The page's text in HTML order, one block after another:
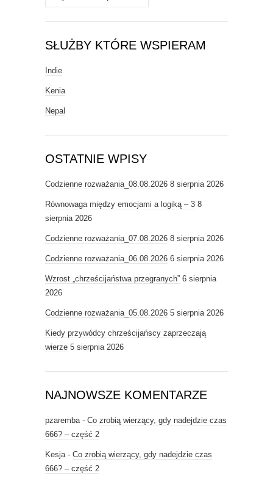
SŁUŻBY KTÓRE WSPIERAM
Indie
Kenia
Nepal
OSTATNIE WPISY
Codzienne rozważania_08.08.2026 8 sierpnia 2026
Równowaga między emocjami a logiką – 3 8
sierpnia 2026
Codzienne rozważania_07.08.2026 8 sierpnia 2026
Codzienne rozważania_06.08.2026 6 sierpnia 2026
Wzrost „chrześcijaństwa przegranych” 6 sierpnia
2026
Codzienne rozważania_05.08.2026 5 sierpnia 2026
Kiedy przywódcy chrześcijańscy zaprzeczają
wierze 5 sierpnia 2026
NAJNOWSZE KOMENTARZE
pzaremba - Co zrobią wierzący, gdy nadejdzie czas
666? – część 2
Kesja - Co zrobią wierzący, gdy nadejdzie czas
666? – część 2